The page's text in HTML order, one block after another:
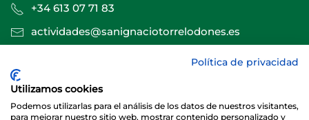
+34 613 07 71 83
actividades@sanignaciotorrelodones.es
Sitio web creado por
Política de privacidad
Utilizamos cookies
Podemos utilizarlas para el análisis de los datos de nuestros visitantes,
para mejorar nuestro sitio web, mostrar contenido personalizado y